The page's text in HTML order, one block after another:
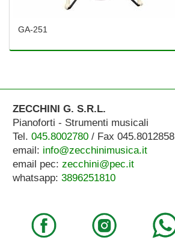
GA-251
ZECCHINI G. S.R.L.
Pianoforti - Strumenti musicali
Tel. 045.8002780/ Fax 045.8012858
email: info@zecchinimusica.it
email pec: zecchini@pec.it
whatsapp: 3896251810